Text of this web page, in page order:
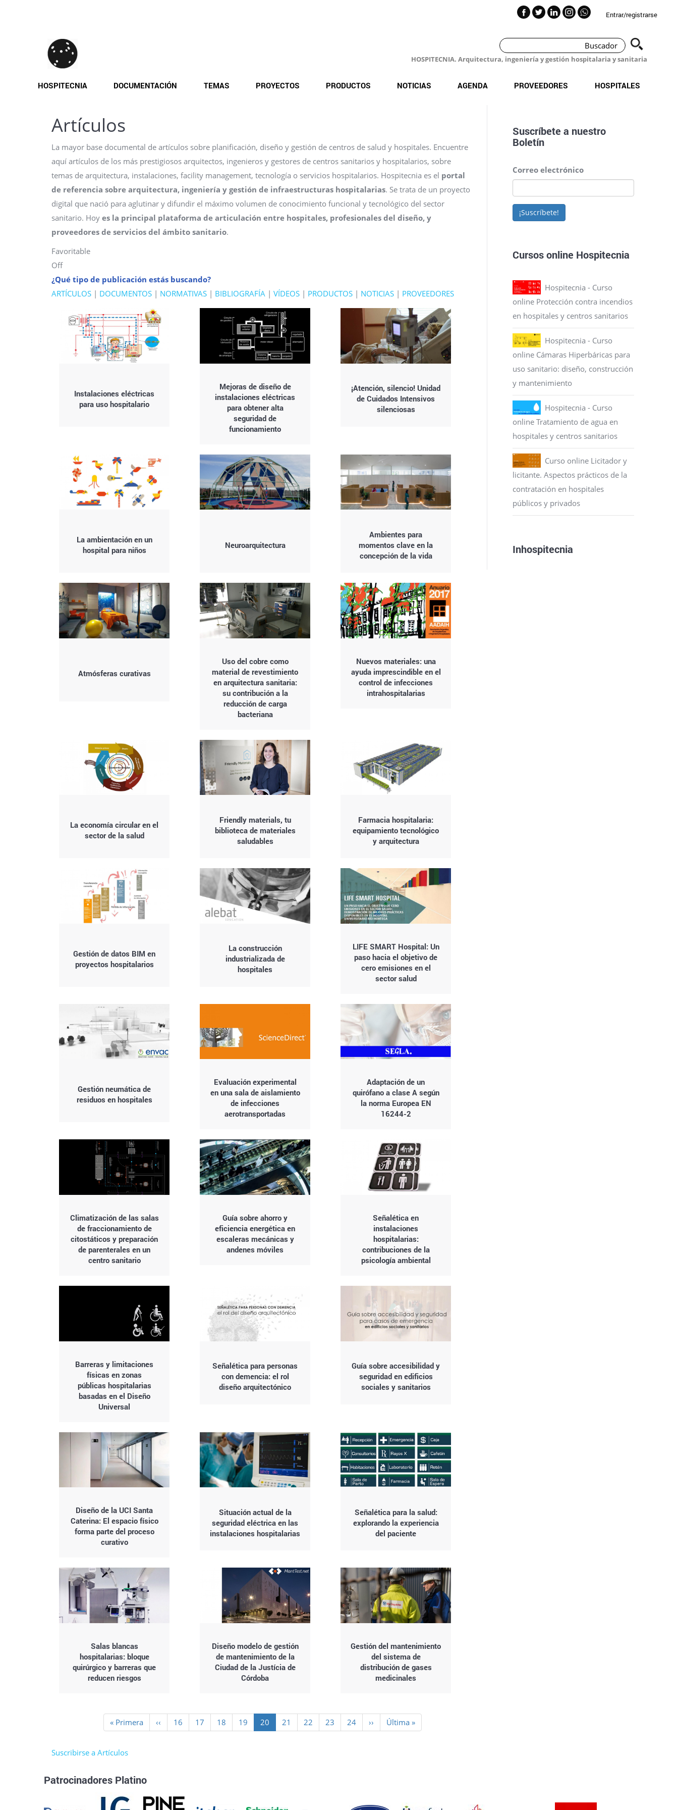
Entrar/registrarse
HOSPITECNIA. Arquitectura, ingeniería y gestión hospitalaria y sanitaria
HOSPITECNIA DOCUMENTACIÓN TEMAS PROYECTOS PRODUCTOS NOTICIAS AGENDA PROVEEDORES HOSPITALES
Artículos
La mayor base documental de artículos sobre planificación, diseño y gestión de centros de salud y hospitales. Encuentre
aquí artículos de los más prestigiosos arquitectos, ingenieros y gestores de centros sanitarios y hospitalarios, sobre
temas de arquitectura, instalaciones, facility management, tecnología o servicios hospitalarios. Hospitecnia es el portal
de referencia sobre arquitectura, ingeniería y gestión de infraestructuras hospitalarias. Se trata de un proyecto
digital que nació para aglutinar y difundir el máximo volumen de conocimiento funcional y tecnológico del sector
sanitario. Hoy es la principal plataforma de articulación entre hospitales, profesionales del diseño, y
proveedores de servicios del ámbito sanitario.
Favoritable
Off
¿Qué tipo de publicación estás buscando?
ARTÍCULOS | DOCUMENTOS | NORMATIVAS | BIBLIOGRAFÍA | VÍDEOS | PRODUCTOS | NOTICIAS | PROVEEDORES
Instalaciones eléctricas
para uso hospitalario
Mejoras de diseño de
instalaciones eléctricas
para obtener alta
seguridad de
funcionamiento
¡Atención, silencio! Unidad
de Cuidados Intensivos
silenciosas
La ambientación en un
hospital para niños
Neuroarquitectura
Ambientes para
momentos clave en la
concepción de la vida
Atmósferas curativas
Uso del cobre como
material de revestimiento
en arquitectura sanitaria:
su contribución a la
reducción de carga
bacteriana
Nuevos materiales: una
ayuda imprescindible en el
control de infecciones
intrahospitalarias
La economía circular en el
sector de la salud
Friendly materials, tu
biblioteca de materiales
saludables
Farmacia hospitalaria:
equipamiento tecnológico
y arquitectura
Gestión de datos BIM en
proyectos hospitalarios
La construcción
industrializada de
hospitales
LIFE SMART Hospital: Un
paso hacia el objetivo de
cero emisiones en el
sector salud
Gestión neumática de
residuos en hospitales
Evaluación experimental
en una sala de aislamiento
de infecciones
aerotransportadas
Adaptación de un
quirófano a clase A según
la norma Europea EN
16244-2
Climatización de las salas
de fraccionamiento de
citostáticos y preparación
de parenterales en un
centro sanitario
Guía sobre ahorro y
eficiencia energética en
escaleras mecánicas y
andenes móviles
Señalética en
instalaciones
hospitalarias:
contribuciones de la
psicología ambiental
Barreras y limitaciones
físicas en zonas
públicas hospitalarias
basadas en el Diseño
Universal
Señalética para personas
con demencia: el rol
diseño arquitectónico
Guía sobre accesibilidad y
seguridad en edificios
sociales y sanitarios
Diseño de la UCI Santa
Caterina: El espacio físico
forma parte del proceso
curativo
Situación actual de la
seguridad eléctrica en las
instalaciones hospitalarias
Señalética para la salud:
explorando la experiencia
del paciente
Salas blancas
hospitalarias: bloque
quirúrgico y barreras que
reducen riesgos
Diseño modelo de gestión
de mantenimiento de la
Ciudad de la Justícia de
Córdoba
Gestión del mantenimiento
del sistema de
distribución de gases
medicinales
Primera
página
« Primera
Página
anterior
‹‹ Page
16 Page
17 Page
18 Page
19
Página
actual
20 Page
21 Page
22 Page
23 Page
24
Siguiente
página
››
Última
página
Última »
Suscribirse a Artículos
Suscríbete a nuestro
Boletín
Correo electrónico
¡Suscríbete!
Cursos online Hospitecnia
Hospitecnia - Curso
online Protección contra incendios
en hospitales y centros sanitarios
Hospitecnia - Curso
online Cámaras Hiperbáricas para
uso sanitario: diseño, construcción
y mantenimiento
Hospitecnia - Curso
online Tratamiento de agua en
hospitales y centros sanitarios
Curso online Licitador y
licitante. Aspectos prácticos de la
contratación en hospitales
públicos y privados
Inhospitecnia
Patrocinadores Platino